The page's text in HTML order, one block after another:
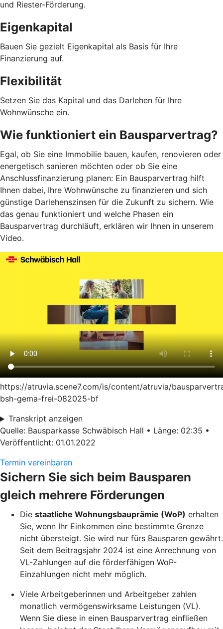
und Riester-Förderung.
Eigenkapital
Bauen Sie gezielt Eigenkapital als Basis für Ihre
Finanzierung auf.
Flexibilität
Setzen Sie das Kapital und das Darlehen für Ihre
Wohnwünsche ein.
Wie funktioniert ein Bausparvertrag?
Egal, ob Sie eine Immobilie bauen, kaufen, renovieren oder
energetisch sanieren möchten oder ob Sie eine
Anschlussfinanzierung planen: Ein Bausparvertrag hilft
Ihnen dabei, Ihre Wohnwünsche zu finanzieren und sich
günstige Darlehenszinsen für die Zukunft zu sichern. Wie
das genau funktioniert und welche Phasen ein
Bausparvertrag durchläuft, erklären wir Ihnen in unserem
Video.
https://atruvia.scene7.com/is/content/atruvia/
bsh-gema-frei-082025-bf
Transkript anzeigen
Quelle: Bausparkasse Schwäbisch Hall • Länge: 02:35 •
Veröffentlicht: 01.01.2022
Termin vereinbaren
Sichern Sie sich beim Bausparen
gleich mehrere Förderungen
Die staatliche Wohnungsbauprämie (WoP) erhalten
Sie, wenn Ihr Einkommen eine bestimmte Grenze
nicht übersteigt. Sie wird nur fürs Bausparen gewährt.
Seit dem Beitragsjahr 2024 ist eine Anrechnung von
VL-Zahlungen auf die förderfähigen WoP-
Einzahlungen nicht mehr möglich.
Viele Arbeitgeberinnen und Arbeitgeber zahlen
monatlich vermögenswirksame Leistungen (VL).
Wenn Sie diese in einen Bausparvertrag einfließen